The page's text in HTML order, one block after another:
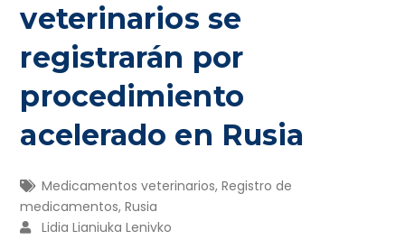
veterinarios se
registrarán por
procedimiento
acelerado en Rusia
Medicamentos veterinarios,Registro de
medicamentos,Rusia
Lidia Lianiuka Lenivko